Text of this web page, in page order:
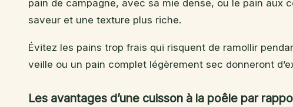
pain de campagne, avec sa mie dense, ou le pain aux
saveur et une texture plus riche.
Évitez les pains trop frais qui risquent de ramollir
veille ou un pain complet légèrement sec donneront
Les avantages d’une cuisson à la poêle par